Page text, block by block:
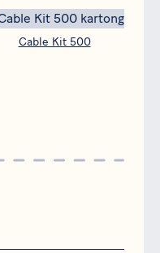
Cable Kit 500